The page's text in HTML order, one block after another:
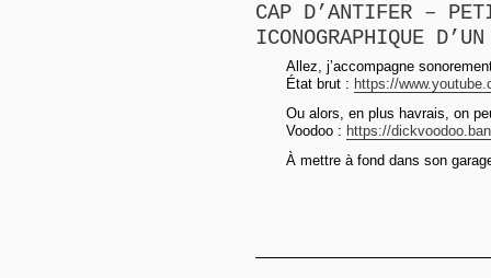
CAP D’ANTIFER –
ICONOGRAPHIQUE
Allez, j’accompagne
État brut : https://
Ou alors, en plus havrais, on
Voodoo : https://
À mettre à fond dans son